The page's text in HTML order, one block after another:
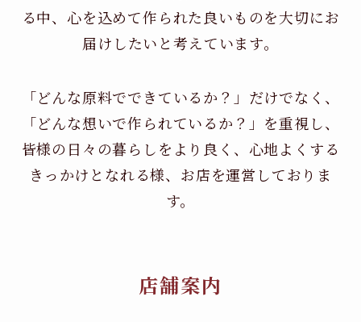
る中、 心を込めて作られた良いものを大切にお
届けしたいと考えています。
「どんな原料でできているか？」だけでなく、
「どんな想いで作られているか？」を重視し、
皆様の日々の暮らしをより良く、心地よくする
きっかけとなれる様、お店を運営しておりま
す。
店舗案内